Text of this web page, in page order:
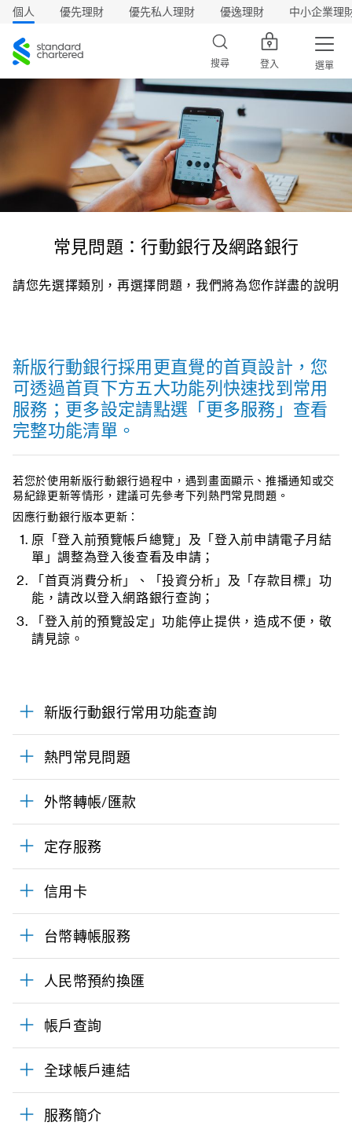
個人 優先理財 優先私人理財 優逸理財 中小企業理
渣
打
搜尋 登入 選單
常見問題：行動銀行及網路銀行
請您先選擇類別，再選擇問題，我們將為您作詳盡的說明
新版行動銀行採用更直覺的首頁設計，您
可透過首頁下方五大功能列快速找到常用
服務；更多設定請點選「更多服務」查看
完整功能清單。
若您於使用新版行動銀行過程中，遇到畫面顯示、推播通知或交
易紀錄更新等情形，建議可先參考下列熱門常見問題。
因應行動銀行版本更新：
原「登入前預覽帳戶總覽」及「登入前申請電子月結
單」調整為登入後查看及申請；
「首頁消費分析」、「投資分析」及「存款目標」功
能，請改以登入網路銀行查詢；
「登入前的預覽設定」功能停止提供，造成不便，敬
請見諒。
新版行動銀行常用功能查詢
熱門常見問題
外幣轉帳/匯款
定存服務
信用卡
台幣轉帳服務
人民幣預約換匯
帳戶查詢
全球帳戶連結
服務簡介